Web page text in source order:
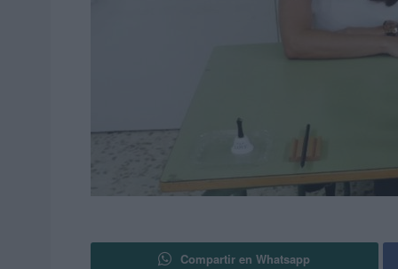
Compartir en Whatsapp